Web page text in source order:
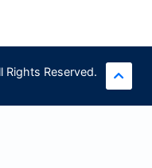
Reserved.